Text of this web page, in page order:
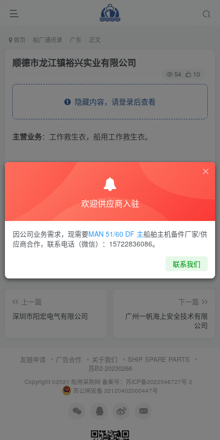
首页 船厂通讯录 广东 正文
顺德市龙江镇裕兴实业有限公司
54 10
隐藏内容，请登录后查看
主营业务：工作救生衣，船用工作救生衣。
THE END
喜欢就支持一下吧
上一篇
深圳市阳宏电气有限公司
下一篇
广州一帆海上安全技术有限
公司
友链申请 广告合作 关于我们
SHIP SPARE PARTS
苏B2-20230266
Copyright ©2021 船用采购网 备案号：苏ICP备2022046727号-2
苏公网安备 32120402000447号
欢迎供应商入驻
因公司业务需求，现需要MAN 51/60 DF 主船舶主机备件厂家/供
应商合作，联系电话（微信）：15722836086。
联系我们